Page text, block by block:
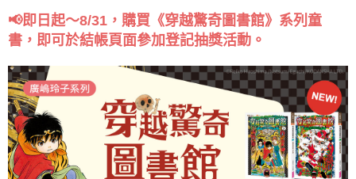
📢即日起～8/31，購買《穿越驚奇圖書館》系列童
書，即可於結帳頁面參加登記抽獎活動。